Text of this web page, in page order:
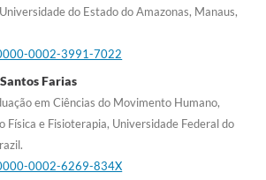
do Estado do Amazonas, Manaus,
0002-3991-7022
Farias
em Ciências do Movimento Humano,
Física e Fisioterapia, Universidade Federal do
0002-6269-834X